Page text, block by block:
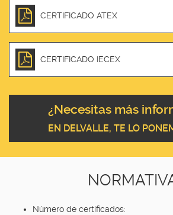
CERTIFICADO ATEX
CERTIFICADO IECEX
¿Necesitas más
EN DELVALLE, TE LO
Número de certificados: